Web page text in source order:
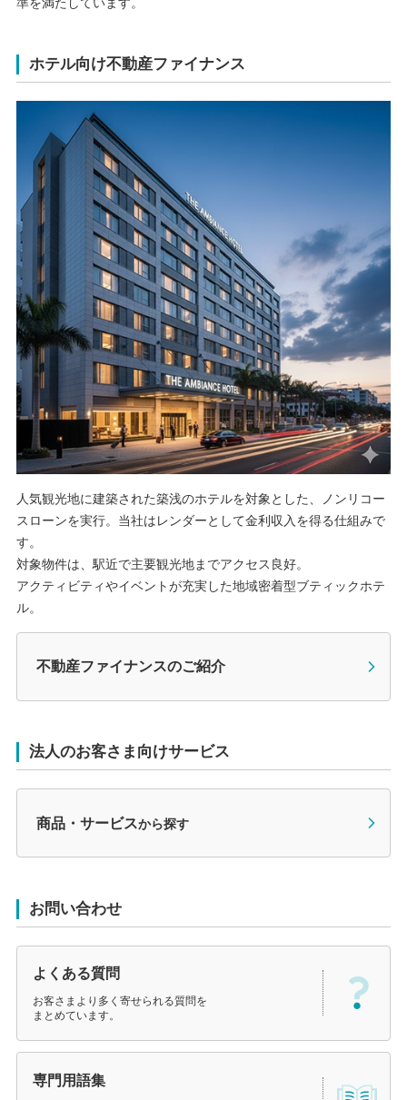
ホテル向け不動産ファイナンス
人気観光地に建築された築浅のホテルを対象とした、ノンリコー
スローンを実行。当社はレンダーとして金利収入を得る仕組みで
す。
対象物件は、駅近で主要観光地までアクセス良好。
アクティビティやイベントが充実した地域密着型ブティックホテ
ル。
不動産ファイナンスのご紹介
法人のお客さま向けサービス
商品・サービスから探す
お問い合わせ
よくある質問
お客さまより多く寄せられる質問を
まとめています。
専門用語集